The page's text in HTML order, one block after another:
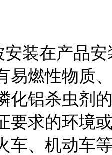
装在产品
易燃性物质
化铝杀虫剂
要求的环境
车、机动车